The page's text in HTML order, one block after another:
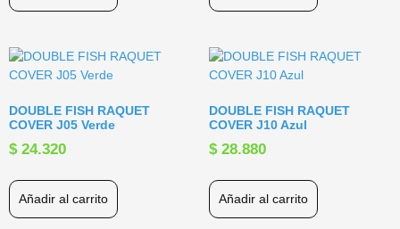
DOUBLE FISH RAQUET
COVER J05 Verde
$24.320
Añadir al carrito
DOUBLE FISH RAQUET
COVER J10 Azul
$28.880
Añadir al carrito